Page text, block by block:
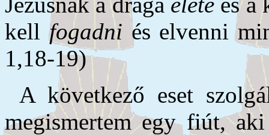
kellfogadni és elvenni
1,18-19)
A következő eset
megismertem egy fiút,